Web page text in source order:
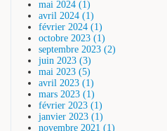
mai 2024 (1)
avril 2024 (1)
février 2024 (1)
octobre 2023 (1)
septembre 2023 (2)
juin 2023 (3)
mai 2023 (5)
avril 2023 (1)
mars 2023 (1)
février 2023 (1)
janvier 2023 (1)
novembre 2021 (1)